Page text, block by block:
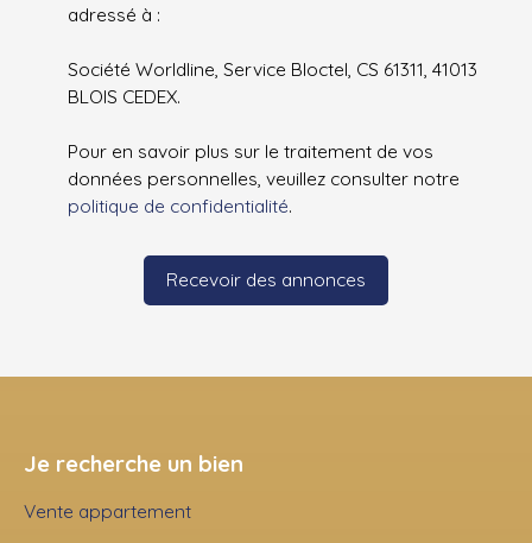
adressé à :
Société Worldline, Service Bloctel, CS 61311, 41013
BLOIS CEDEX.
Pour en savoir plus sur le traitement de vos
données personnelles, veuillez consulter notre
politique de confidentialité.
Recevoir des annonces
Je recherche un bien
Vente appartement